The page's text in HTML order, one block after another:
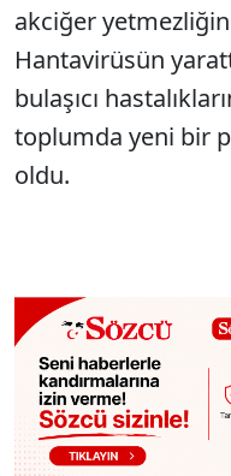
akciğer
Hantavirüsün
bulaşıcı
toplumda yeni bir
oldu.